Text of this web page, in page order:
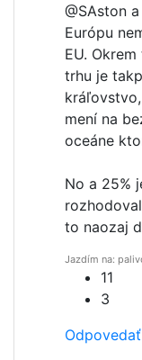
@SAston
Európu
EU.
trhu je
mení na
oceáne
No a 25%
to naozaj
Jazdím na:
11
3
Odpovedať